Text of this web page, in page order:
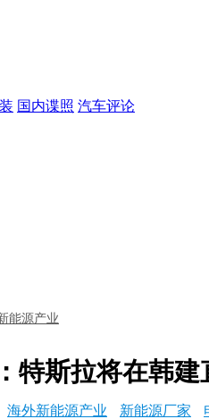
国内谍照 汽车评论
能源产业
特斯拉将在韩
海外新能源产业 新能源厂家